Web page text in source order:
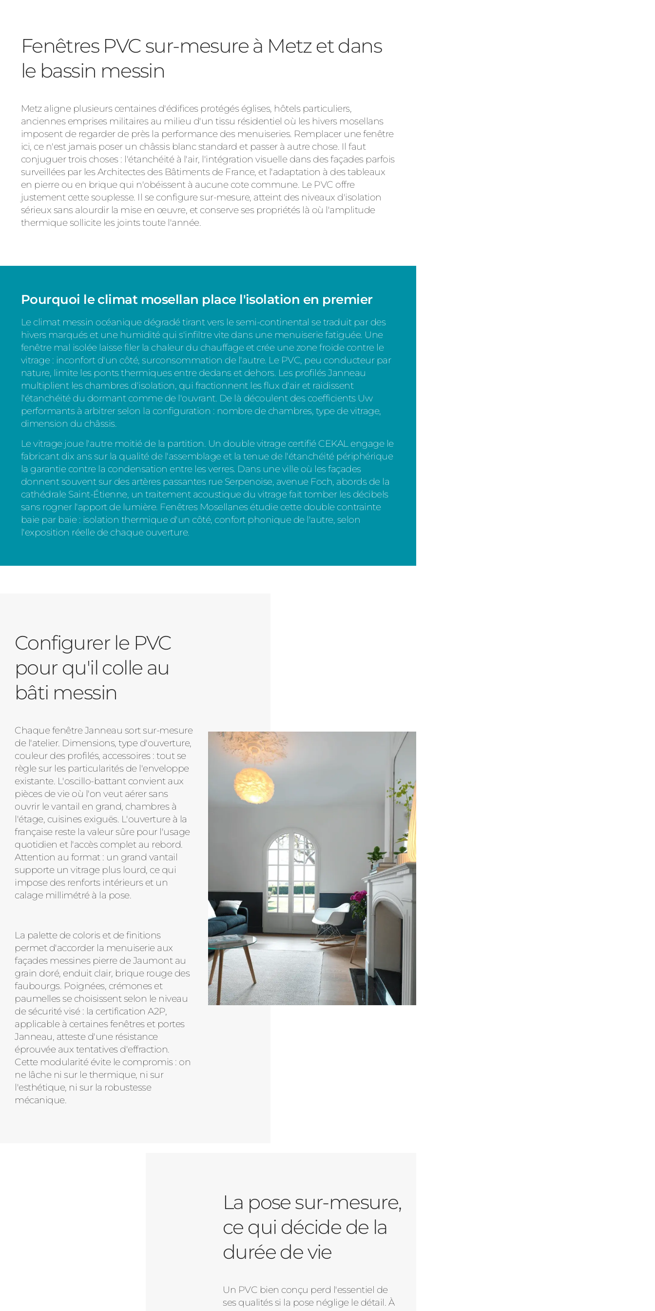
Fenêtres PVC sur-mesure à Metz et dans
le bassin messin
Metz aligne plusieurs centaines d'édifices protégés églises, hôtels particuliers,
anciennes emprises militaires au milieu d'un tissu résidentiel où les hivers mosellans
imposent de regarder de près la performance des menuiseries. Remplacer une fenêtre
ici, ce n'est jamais poser un châssis blanc standard et passer à autre chose. Il faut
conjuguer trois choses : l'étanchéité à l'air, l'intégration visuelle dans des façades parfois
surveillées par les Architectes des Bâtiments de France, et l'adaptation à des tableaux
en pierre ou en brique qui n'obéissent à aucune cote commune. Le PVC offre
justement cette souplesse. Il se configure sur-mesure, atteint des niveaux d'isolation
sérieux sans alourdir la mise en œuvre, et conserve ses propriétés là où l'amplitude
thermique sollicite les joints toute l'année.
Pourquoi le climat mosellan place l'isolation en premier
Le climat messin océanique dégradé tirant vers le semi-continental se traduit par des
hivers marqués et une humidité qui s'infiltre vite dans une menuiserie fatiguée. Une
fenêtre mal isolée laisse filer la chaleur du chauffage et crée une zone froide contre le
vitrage : inconfort d'un côté, surconsommation de l'autre. Le PVC, peu conducteur par
nature, limite les ponts thermiques entre dedans et dehors. Les profilés Janneau
multiplient les chambres d'isolation, qui fractionnent les flux d'air et raidissent
l'étanchéité du dormant comme de l'ouvrant. De là découlent des coefficients Uw
performants à arbitrer selon la configuration : nombre de chambres, type de vitrage,
dimension du châssis.
Le vitrage joue l'autre moitié de la partition. Un double vitrage certifié CEKAL engage le
fabricant dix ans sur la qualité de l'assemblage et la tenue de l'étanchéité périphérique
la garantie contre la condensation entre les verres. Dans une ville où les façades
donnent souvent sur des artères passantes rue Serpenoise, avenue Foch, abords de la
cathédrale Saint-Étienne, un traitement acoustique du vitrage fait tomber les décibels
sans rogner l'apport de lumière. Fenêtres Mosellanes étudie cette double contrainte
baie par baie : isolation thermique d'un côté, confort phonique de l'autre, selon
l'exposition réelle de chaque ouverture.
Configurer le PVC
pour qu'il colle au
bâti messin
Chaque fenêtre Janneau sort sur-mesure
de l'atelier. Dimensions, type d'ouverture,
couleur des profilés, accessoires : tout se
règle sur les particularités de l'enveloppe
existante. L'oscillo-battant convient aux
pièces de vie où l'on veut aérer sans
ouvrir le vantail en grand, chambres à
l'étage, cuisines exiguës. L'ouverture à la
française reste la valeur sûre pour l'usage
quotidien et l'accès complet au rebord.
Attention au format : un grand vantail
supporte un vitrage plus lourd, ce qui
impose des renforts intérieurs et un
calage millimétré à la pose.
La palette de coloris et de finitions
permet d'accorder la menuiserie aux
façades messines pierre de Jaumont au
grain doré, enduit clair, brique rouge des
faubourgs. Poignées, crémones et
paumelles se choisissent selon le niveau
de sécurité visé : la certification A2P,
applicable à certaines fenêtres et portes
Janneau, atteste d'une résistance
éprouvée aux tentatives d'effraction.
Cette modularité évite le compromis : on
ne lâche ni sur le thermique, ni sur
l'esthétique, ni sur la robustesse
mécanique.
La pose sur-mesure,
ce qui décide de la
durée de vie
Un PVC bien conçu perd l'essentiel de
ses qualités si la pose néglige le détail. À